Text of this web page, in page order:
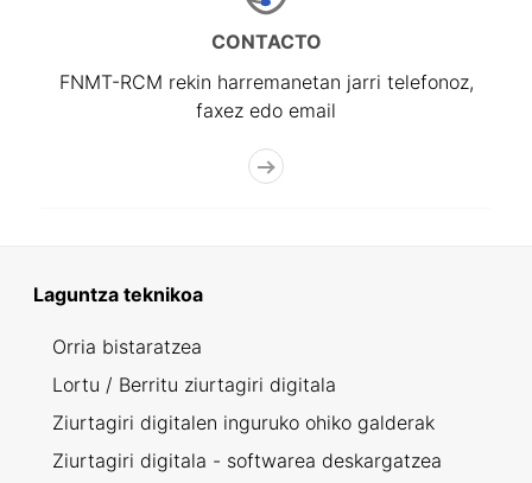
CONTACTO
FNMT-RCM rekin harremanetan jarri telefonoz,
faxez edo email
Laguntza teknikoa
Orria bistaratzea
Lortu / Berritu ziurtagiri digitala
Ziurtagiri digitalen inguruko ohiko galderak
Ziurtagiri digitala - softwarea deskargatzea